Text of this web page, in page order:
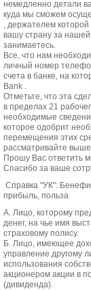
немедленно детали
куда мы сможем
, держателем
вашу страну за
занимаетесь.
Все, что нам
личный номер
счета в банке, на
Bank .
Отметьте, что эта
в пределах 21
необходимые
которое одобрит
перемещения этих
рассматривайте
Прошу Вас ответить
Спасибо за ваше
Справка "УК":
прибыль, польза
А. Лицо, которому
денег, на чье имя
страховому полису.
Б. Лицо, имеющее
управление другому
использования
акционером акции в
(дивиденда).